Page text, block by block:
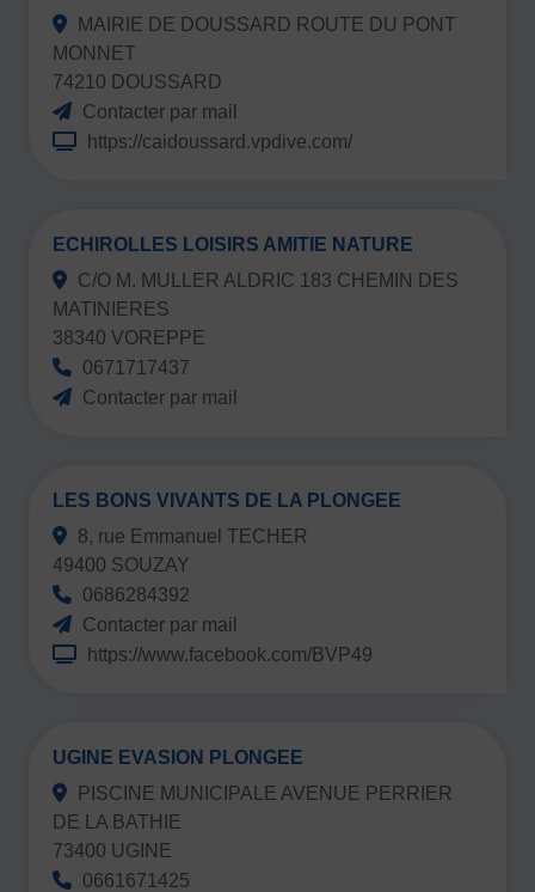
MAIRIE DE DOUSSARD ROUTE DU PONT
MONNET
74210 DOUSSARD
Contacter par mail
https://caidoussard.vpdive.com/
ECHIROLLES LOISIRS AMITIE NATURE
C/O M. MULLER ALDRIC 183 CHEMIN DES
MATINIERES
38340 VOREPPE
0671717437
Contacter par mail
LES BONS VIVANTS DE LA PLONGEE
8, rue Emmanuel TECHER
49400 SOUZAY
0686284392
Contacter par mail
https://www.facebook.com/BVP49
UGINE EVASION PLONGEE
PISCINE MUNICIPALE AVENUE PERRIER
DE LA BATHIE
73400 UGINE
0661671425